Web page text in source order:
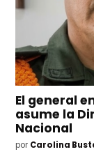
El general
asume la
Nacional
por Carolina